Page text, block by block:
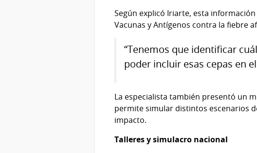
Según explicó Iriarte, esta
Vacunas y Antígenos contra la fiebre
“Tenemos que identificar
poder incluir esas cepas en
La especialista también presentó un
permite simular distintos escenarios
impacto.
Talleres y simulacro nacional